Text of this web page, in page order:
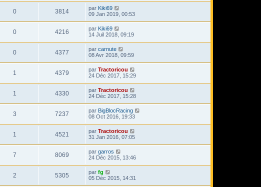
0 3814 par Kiki69
09 Jan 2019, 00:53
0 4216 par Kiki69
14 Juil 2018, 09:19
0 4377 par carnute
08 Avr 2018, 09:59
1 4379 par Tractoricou
24 Déc 2017, 15:29
1 4330 par Tractoricou
24 Déc 2017, 15:28
3 7237 par BigBlocRacing
08 Oct 2016, 19:33
1 4521 par Tractoricou
31 Jan 2016, 07:05
7 8069 par garros
24 Déc 2015, 13:46
2 5305 par fg
05 Déc 2015, 14:31